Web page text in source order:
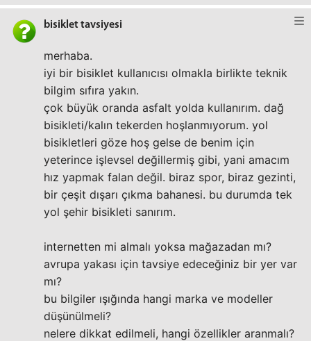
bisiklet tavsiyesi
merhaba.
iyi bir bisiklet kullanıcısı olmakla birlikte teknik
bilgim sıfıra yakın.
çok büyük oranda asfalt yolda kullanırım. dağ
bisikleti/kalın tekerden hoşlanmıyorum. yol
bisikletleri göze hoş gelse de benim için
yeterince işlevsel değillermiş gibi, yani amacım
hız yapmak falan değil. biraz spor, biraz gezinti,
bir çeşit dışarı çıkma bahanesi. bu durumda tek
yol şehir bisikleti sanırım.
internetten mi almalı yoksa mağazadan mı?
avrupa yakası için tavsiye edeceğiniz bir yer var
mı?
bu bilgiler ışığında hangi marka ve modeller
düşünülmeli?
nelere dikkat edilmeli, hangi özellikler aranmalı?